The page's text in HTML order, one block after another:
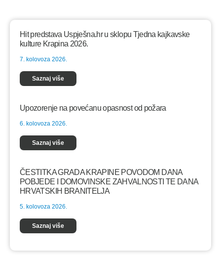
Hit predstava Uspješna.hr u sklopu Tjedna kajkavske
kulture Krapina 2026.
7. kolovoza 2026.
Saznaj više
Upozorenje na povećanu opasnost od požara
6. kolovoza 2026.
Saznaj više
ČESTITKA GRADA KRAPINE POVODOM DANA
POBJEDE I DOMOVINSKE ZAHVALNOSTI TE DANA
HRVATSKIH BRANITELJA
5. kolovoza 2026.
Saznaj više